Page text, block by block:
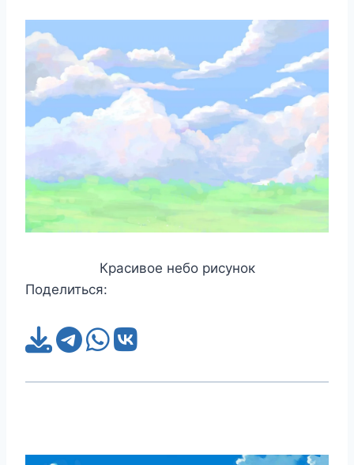
Красивое небо рисунок
Поделиться: